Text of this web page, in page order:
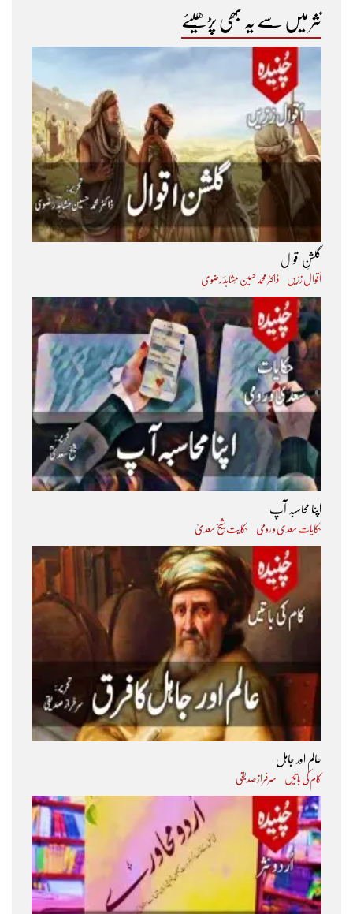
نثر میں سے یہ بھی پڑھیئے
گلشنِ اقوال
اَقوال زرّیں ڈاکٹر محمد حسین مُشاہدؔ رضوی
اپنا محاسبہ آپ
حکایات سعدی و رومی حکایت شیخ سعدیؒ
عالم اور جاہل
کام کی باتیں سرفراز صدیقی